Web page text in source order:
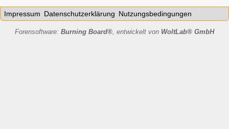
Impressum Datenschutzerklärung Nutzungsbedingungen
Forensoftware: Burning Board®, entwickelt von WoltLab® GmbH